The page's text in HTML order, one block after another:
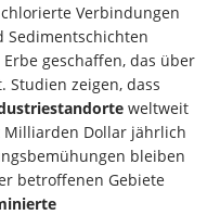
Verbindungen
Sedimentschichten
geschaffen, das über
Studien zeigen, dass
weltweit
Dollar jährlich
bleiben
betroffenen Gebiete